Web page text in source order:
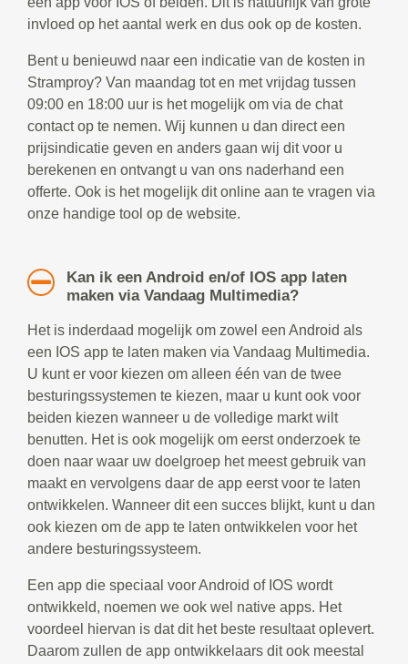
invloed op het aantal werk en dus ook op de kosten.
Bent u benieuwd naar een indicatie van de kosten in
Stramproy? Van maandag tot en met vrijdag tussen
09:00 en 18:00 uur is het mogelijk om via de chat
contact op te nemen. Wij kunnen u dan direct een
prijsindicatie geven en anders gaan wij dit voor u
berekenen en ontvangt u van ons naderhand een
offerte. Ook is het mogelijk dit online aan te vragen via
onze handige tool op de website.
Kan ik een Android en/of IOS app laten
maken via Vandaag Multimedia?
Het is inderdaad mogelijk om zowel een Android als
een IOS app te laten maken via Vandaag Multimedia.
U kunt er voor kiezen om alleen één van de twee
besturingssystemen te kiezen, maar u kunt ook voor
beiden kiezen wanneer u de volledige markt wilt
benutten. Het is ook mogelijk om eerst onderzoek te
doen naar waar uw doelgroep het meest gebruik van
maakt en vervolgens daar de app eerst voor te laten
ontwikkelen. Wanneer dit een succes blijkt, kunt u dan
ook kiezen om de app te laten ontwikkelen voor het
andere besturingssysteem.
Een app die speciaal voor Android of IOS wordt
ontwikkeld, noemen we ook wel native apps. Het
voordeel hiervan is dat dit het beste resultaat oplevert.
Daarom zullen de app ontwikkelaars dit ook meestal